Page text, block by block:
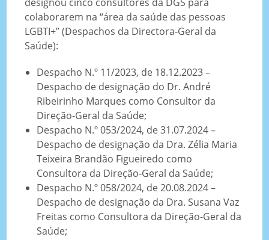
colaborarem na “área da saúde das pessoas
LGBTI+” (Despachos da Directora-Geral da
Saúde):
Despacho N.º 11/2023, de 18.12.2023 –
Despacho de designação do Dr. André
Ribeirinho Marques como Consultor da
Direção-Geral da Saúde;
Despacho N.º 053/2024, de 31.07.2024 –
Despacho de designação da Dra. Zélia Maria
Teixeira Brandão Figueiredo como
Consultora da Direção-Geral da Saúde;
Despacho N.º 058/2024, de 20.08.2024 –
Despacho de designação da Dra. Susana Vaz
Freitas como Consultora da Direção-Geral da
Saúde;